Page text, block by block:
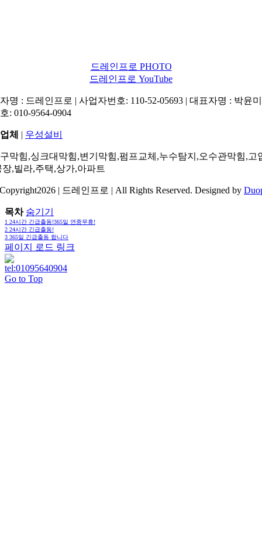
드레인프로 PHOTO
드레인프로 YouTube
명 : 드레인프로 | 사업자번호: 110-52-05693 | 대표자명 : 박윤
: 010-9564-0904
체 | 우성설비
막힘,싱크대막힘,변기막힘,펌프교체,누수탐지,오수관막힘,고
장,빌라,주택,상가,아파트
| 드레인프로 | All Rights Reserved. Designed by
목차 숨기기
1 24시간 긴급출동!365일 연중무휴!
2 24시간 긴급출동!
3 365일 긴급출동 합니다
페이지 로드 링크
Go to Top